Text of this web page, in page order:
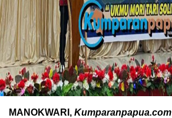
MANOKWARI, Kumparanpapua.com